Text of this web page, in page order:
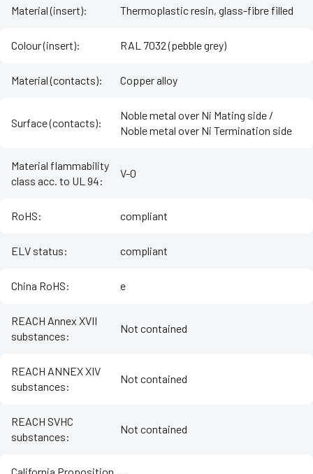
Material (insert): Thermoplastic resin, glass-fibre filled
Colour (insert): RAL 7032 (pebble grey)
Material (contacts): Copper alloy
Surface (contacts):
Noble metal over Ni Mating side /
Noble metal over Ni Termination side
Material flammability
class acc. to UL 94:
V-0
RoHS: compliant
ELV status: compliant
China RoHS: e
REACH Annex XVII
substances:
Not contained
REACH ANNEX XIV
substances:
Not contained
REACH SVHC
substances:
Not contained